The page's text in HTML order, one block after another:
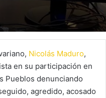
Nicolás Maduro,
en su participación en
Pueblos denunciando
agredido, acosado